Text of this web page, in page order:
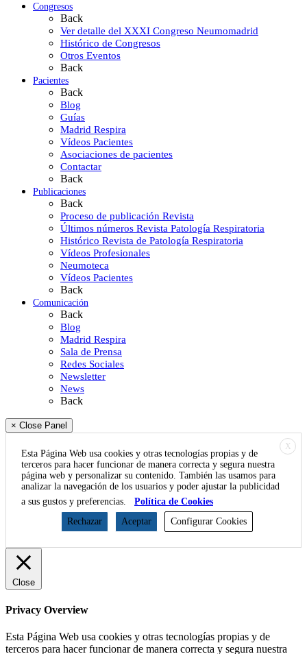
Congresos
Back
Ver detalle del XXXI Congreso Neumomadrid
Histórico de Congresos
Otros Eventos
Back
Pacientes
Back
Blog
Guías
Madrid Respira
Vídeos Pacientes
Asociaciones de pacientes
Contactar
Back
Publicaciones
Back
Proceso de publicación Revista
Últimos números Revista Patología Respiratoria
Histórico Revista de Patología Respiratoria
Vídeos Profesionales
Neumoteca
Vídeos Pacientes
Back
Comunicación
Back
Blog
Madrid Respira
Sala de Prensa
Redes Sociales
Newsletter
News
Back
× Close Panel
X
Esta Página Web usa cookies y otras tecnologías propias y de
terceros para hacer funcionar de manera correcta y segura nuestra
página web y personalizar su contenido. También las usamos para
analizar la navegación de los usuarios y poder ajustar la publicidad
a sus gustos y preferencias.
Política de Cookies
Rechazar
Aceptar Configurar Cookies
Close
Privacy Overview
Esta Página Web usa cookies y otras tecnologías propias y de
terceros para hacer funcionar de manera correcta y segura nuestra